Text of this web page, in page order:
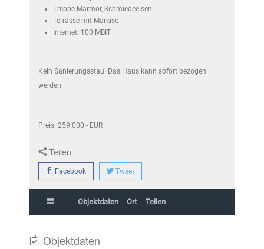
Treppe Marmor, Schmiedeeisen
Terrasse mit Markise
Internet: 100 MBIT
Kein Sanierungsstau! Das Haus kann sofort bezogen
werden.
Preis: 259.000.- EUR
Teilen
Facebook Tweet
Objektdaten Ort Teilen
Objektdaten